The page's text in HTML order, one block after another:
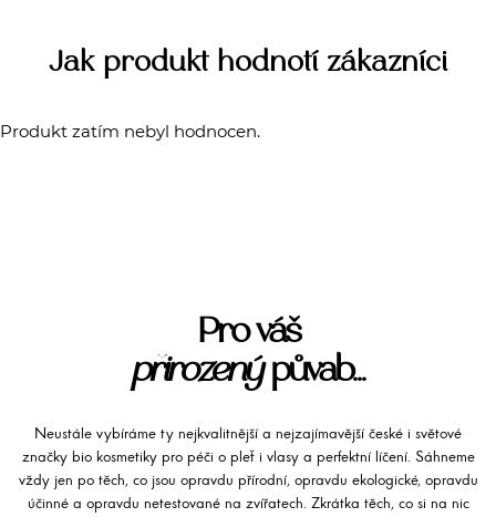
Jak produkt hodnotí zákazníci
Produkt zatím nebyl hodnocen.
Pro váš
přirozenýpůvab...
Neustále vybíráme ty nejkvalitnější a nejzajímavější české i světové
značky bio kosmetiky pro péči o pleť i vlasy a perfektní líčení. Sáhneme
vždy jen po těch, co jsou opravdu přírodní, opravdu ekologické, opravdu
účinné a opravdu netestované na zvířatech. Zkrátka těch, co si na nic